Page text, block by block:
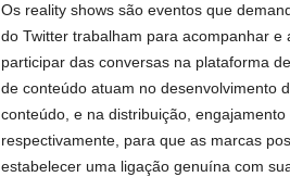
Os reality shows são eventos que
do Twitter trabalham para acompanhar
participar das conversas na plataforma
de conteúdo atuam no desenvolvimento
conteúdo, e na distribuição,
respectivamente, para que as marcas
estabelecer uma ligação genuína com